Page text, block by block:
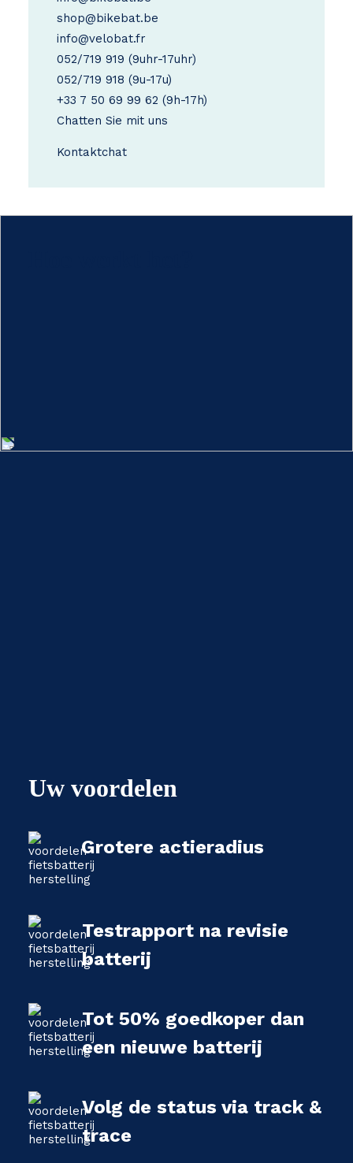
shop@bikebat.be
info@velobat.fr
052/719 919 (9uhr-17uhr)
052/719 918 (9u-17u)
+33 7 50 69 99 62 (9h-17h)
Chatten Sie mit uns
Kontaktchat
Uw voordelen
Grotere actieradius
Testrapport na revisie
batterij
Tot 50% goedkoper dan
een nieuwe batterij
Volg de status via track &
trace